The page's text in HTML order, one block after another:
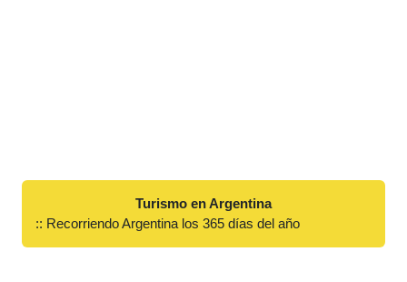
Turismo en Argentina
:: Recorriendo Argentina los 365 días del año